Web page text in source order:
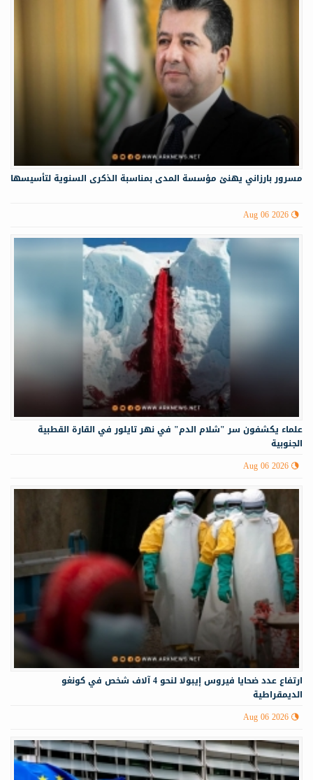
مسرور بارزاني يهنئ مؤسسة المدى بمناسبة الذكرى السنوية لتأسيسها
Aug 06 2026
علماء يكشفون سر "شلام الدم" في نهر تايلور في القارة القطبية
الجنوبية
Aug 06 2026
ارتفاع عدد ضحايا فيروس إيبولا لنحو 4 آلاف شخص في كونغو
الديمقراطية
Aug 06 2026